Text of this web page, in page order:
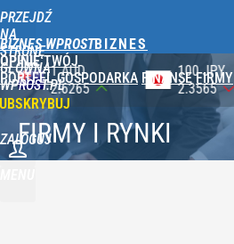
PRZEJDŹ
NA
STRONĘ
GŁÓWNĄ
WPROST.PL
BIZNES WPROST
OPINIE TWÓJ
PORTFEL GOSPODARKA FINANSE FIRMY
ZALOGUJ
100 JPY
2.3565
1 NOK
0.3920
FIRMY I RYNKI